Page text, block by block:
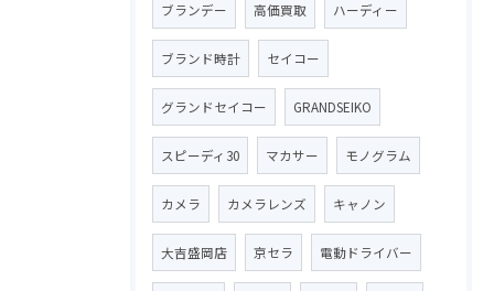
ブランデー 高価買取 ハーディー
ブランド時計 セイコー
グランドセイコー GRANDSEIKO
スピーディ30 マカサー モノグラム
カメラ カメラレンズ キャノン
大吉盛岡店 京セラ 電動ドライバー